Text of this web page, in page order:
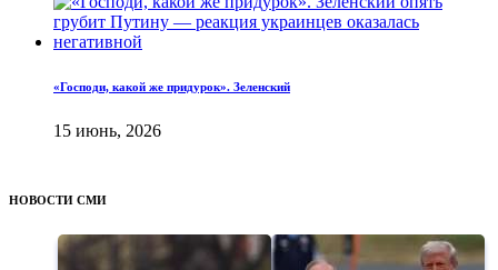
«Господи, какой же придурок». Зеленский
15 июнь, 2026
НОВОСТИ СМИ